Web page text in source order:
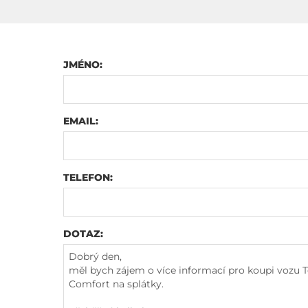
JMÉNO:
EMAIL:
TELEFON:
DOTAZ: